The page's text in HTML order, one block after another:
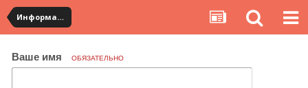
Информация по полученным посылкам
Ваше имя ОБЯЗАТЕЛЬНО